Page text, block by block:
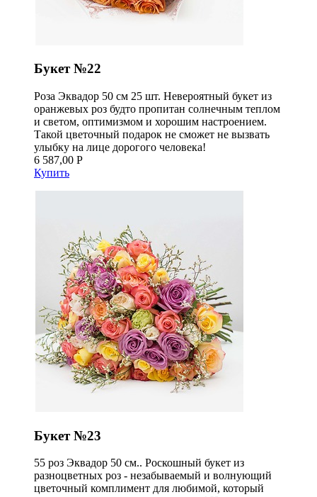
Букет №22
Роза Эквадор 50 см 25 шт. Невероятный букет из
оранжевых роз будто пропитан солнечным теплом
и светом, оптимизмом и хорошим настроением.
Такой цветочный подарок не сможет не вызвать
улыбку на лице дорогого человека!
6 587,00 Р
Купить
Букет №23
55 роз Эквадор 50 см.. Роскошный букет из
разноцветных роз - незабываемый и волнующий
цветочный комплимент для любимой, который